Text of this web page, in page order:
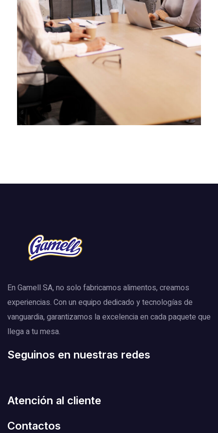
En Gamell SA, no solo fabricamos alimentos, creamos
experiencias. Con un equipo dedicado y tecnologías de
vanguardia, garantizamos la excelencia en cada paquete que
llega a tu mesa.
Seguinos en nuestras redes
Atención al cliente
Contactos